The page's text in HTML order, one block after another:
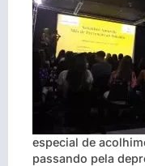
especial de
passando pela